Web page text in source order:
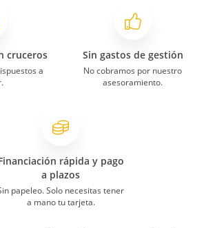
cruceros
a
Sin gastos de gestión
No cobramos por nuestro
asesoramiento.
rápida y pago
a plazos
papeleo. Solo necesitas tener
a mano tu tarjeta.